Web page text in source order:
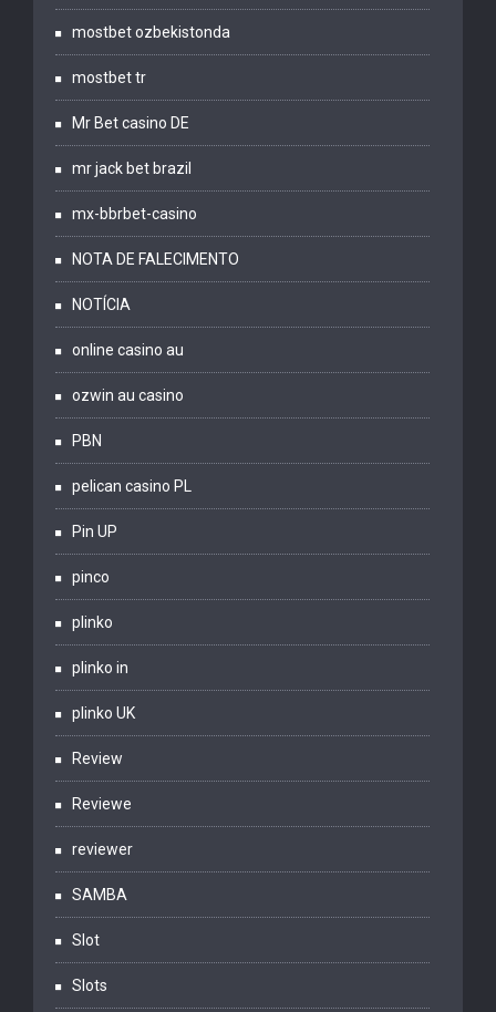
mostbet ozbekistonda
mostbet tr
Mr Bet casino DE
mr jack bet brazil
mx-bbrbet-casino
NOTA DE FALECIMENTO
NOTÍCIA
online casino au
ozwin au casino
PBN
pelican casino PL
Pin UP
pinco
plinko
plinko in
plinko UK
Review
Reviewe
reviewer
SAMBA
Slot
Slots